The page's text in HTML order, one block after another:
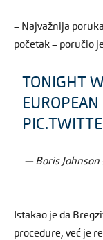
– Najvažnija
početak – poručio
TONIGHT
— Boris Johnson
Istakao je da
procedure, već je